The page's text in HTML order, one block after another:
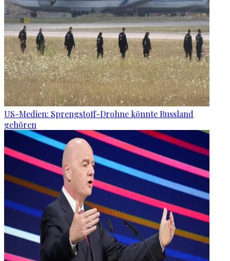
US-Medien: Sprengstoff-Drohne könnte Russland
gehören